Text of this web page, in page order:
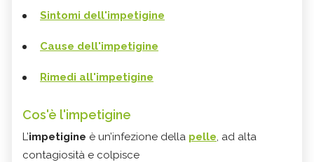
Sintomi dell'impetigine
Cause dell'impetigine
Rimedi all'impetigine
Cos'è l'impetigine
L’impetigine è un’infezione della pelle, ad alta
contagiosità e colpisce